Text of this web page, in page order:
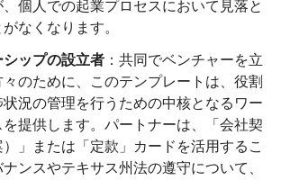
個人での起業プロセスにおいて見落と
なくなります。
ップの設立者 ：共同でベンチャーを立
のために、このテンプレートは、役割
況の管理を行うための中核となるワー
を提供します。パートナーは、「会社契
」または「定款」カードを活用するこ
ンスやテキサス州法の遵守について、